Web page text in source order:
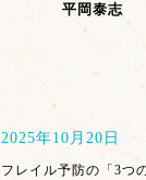
平岡泰志
2025年10月20日
フレイル予防の「3つ